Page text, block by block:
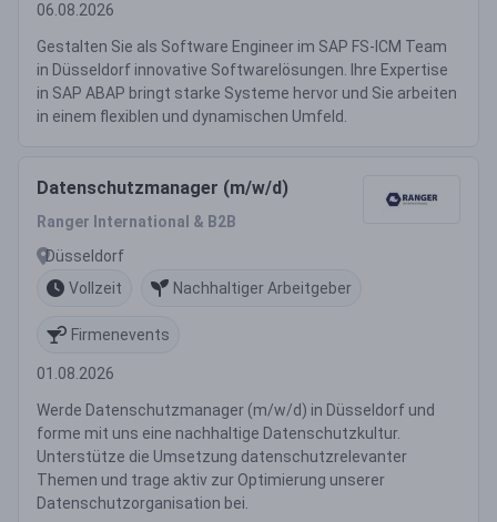
06.08.2026
Gestalten Sie als Software Engineer im SAP FS-ICM Team
in Düsseldorf innovative Softwarelösungen. Ihre Expertise
in SAP ABAP bringt starke Systeme hervor und Sie arbeiten
in einem flexiblen und dynamischen Umfeld.
Datenschutzmanager (m/w/d)
Ranger International & B2B
Düsseldorf
Vollzeit
Nachhaltiger Arbeitgeber
Firmenevents
01.08.2026
Werde Datenschutzmanager (m/w/d) in Düsseldorf und
forme mit uns eine nachhaltige Datenschutzkultur.
Unterstütze die Umsetzung datenschutzrelevanter
Themen und trage aktiv zur Optimierung unserer
Datenschutzorganisation bei.